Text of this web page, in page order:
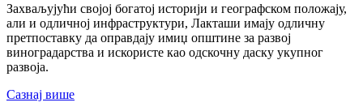
Захваљујући својој богатој историји и географском положају,
али и одличној инфраструктури, Лакташи имају одличну
претпоставку да оправдају имиџ општине за развој
виноградарства и искористе као одскочну даску укупног
развоја.
Сазнај више